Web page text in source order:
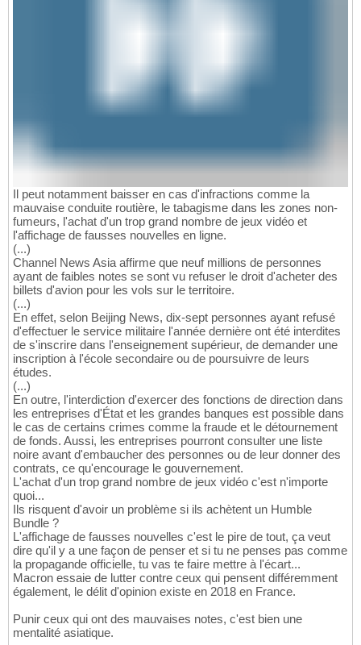
Il peut notamment baisser en cas d'infractions comme la
mauvaise conduite routière, le tabagisme dans les zones non-
fumeurs, l'achat d'un trop grand nombre de jeux vidéo et
l'affichage de fausses nouvelles en ligne.
(...)
Channel News Asia affirme que neuf millions de personnes
ayant de faibles notes se sont vu refuser le droit d'acheter des
billets d'avion pour les vols sur le territoire.
(...)
En effet, selon Beijing News, dix-sept personnes ayant refusé
d'effectuer le service militaire l'année dernière ont été interdites
de s'inscrire dans l'enseignement supérieur, de demander une
inscription à l'école secondaire ou de poursuivre de leurs
études.
(...)
En outre, l'interdiction d'exercer des fonctions de direction dans
les entreprises d'État et les grandes banques est possible dans
le cas de certains crimes comme la fraude et le détournement
de fonds. Aussi, les entreprises pourront consulter une liste
noire avant d'embaucher des personnes ou de leur donner des
contrats, ce qu'encourage le gouvernement.
L'achat d'un trop grand nombre de jeux vidéo c'est n'importe
quoi...
Ils risquent d'avoir un problème si ils achètent un Humble
Bundle ?
L'affichage de fausses nouvelles c'est le pire de tout, ça veut
dire qu'il y a une façon de penser et si tu ne penses pas comme
la propagande officielle, tu vas te faire mettre à l'écart...
Macron essaie de lutter contre ceux qui pensent différemment
également, le délit d'opinion existe en 2018 en France.
Punir ceux qui ont des mauvaises notes, c'est bien une
mentalité asiatique.